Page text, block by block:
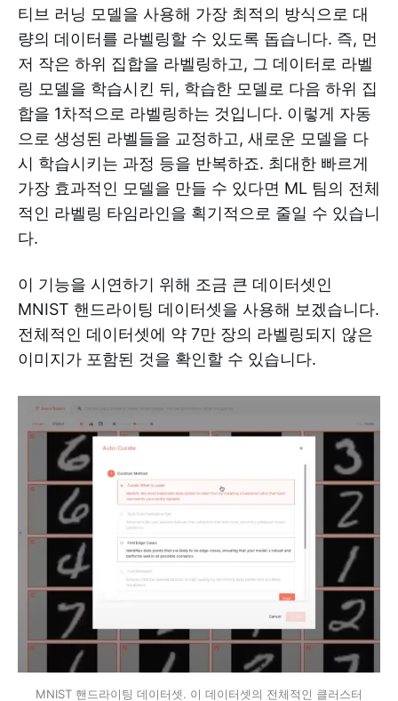
티브 러닝 모델을 사용해 가장 최적의 방식으로 대
량의 데이터를 라벨링할 수 있도록 돕습니다. 즉, 먼
저 작은 하위 집합을 라벨링하고, 그 데이터로 라벨
링 모델을 학습시킨 뒤, 학습한 모델로 다음 하위 집
합을 1차적으로 라벨링하는 것입니다. 이렇게 자동
으로 생성된 라벨들을 교정하고, 새로운 모델을 다
시 학습시키는 과정 등을 반복하죠. 최대한 빠르게
가장 효과적인 모델을 만들 수 있다면 ML 팀의 전체
적인 라벨링 타임라인을 획기적으로 줄일 수 있습니
다.
이 기능을 시연하기 위해 조금 큰 데이터셋인
MNIST 핸드라이팅 데이터셋을 사용해 보겠습니다.
전체적인 데이터셋에 약 7만 장의 라벨링되지 않은
이미지가 포함된 것을 확인할 수 있습니다.
MNIST 핸드라이팅 데이터셋. 이 데이터셋의 전체적인 클러스터